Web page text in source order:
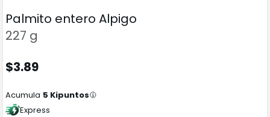
Palmito entero Alpigo
227 g
$3.89
Acumula 5 Kipuntos
Express